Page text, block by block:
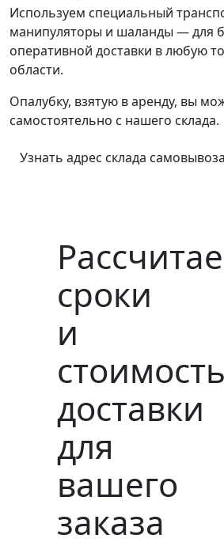
Используем специальный
манипуляторы и шаланды — для
оперативной доставки в любую
области.
Опалубку, взятую в аренду, вы
самостоятельно с нашего склада.
Узнать адрес склада самовывоза
сроки
и
стоимость
доставки
для
вашего
заказа